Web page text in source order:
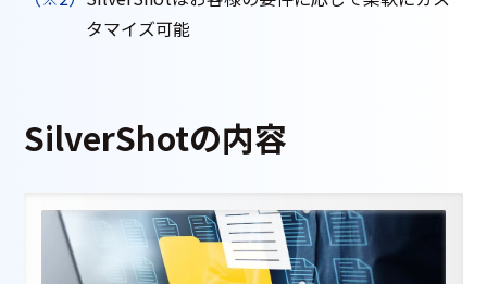
タマイズ可能
SilverShotの内容